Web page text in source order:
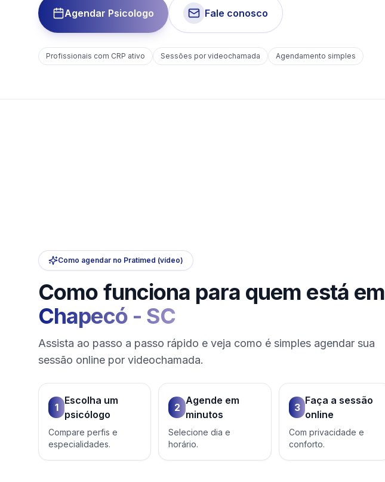
Agendar Psicologo Fale conosco
Profissionais com CRP ativo Sessões por videochamada Agendamento simples
Como agendar no Pratimed (vídeo)
Como funciona para quem está em
Chapecó- SC
Assista ao passo a passo rápido e veja como é simples agendar sua
sessão online por videochamada.
1
Escolha um
psicólogo
Compare perfis e
especialidades.
2
Agende em
minutos
Selecione dia e
horário.
3
Faça a sessão
online
Com privacidade e
conforto.